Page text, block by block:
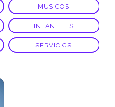
MUSICOS
INFANTILES
SERVICIOS